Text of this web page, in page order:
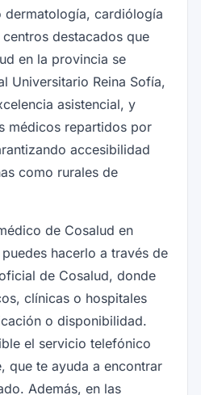
dermatología, cardiólogía
destacados que
en la provincia se
Universitario Reina Sofía,
asistencial, y
médicos repartidos por
accesibilidad
como rurales de
de Cosalud en
hacerlo a través de
de Cosalud, donde
clínicas o hospitales
o disponibilidad.
el servicio telefónico
que te ayuda a encontrar
Además, en las